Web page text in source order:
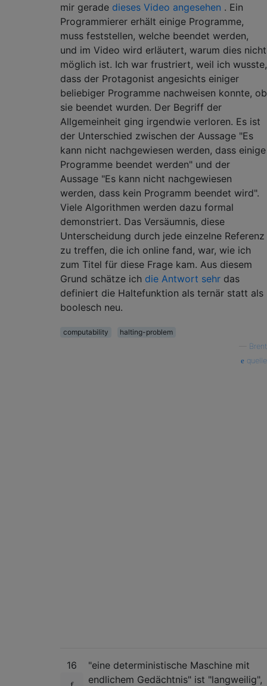
mir gerade dieses Video angesehen . Ein
Programmierer erhält einige Programme,
muss feststellen, welche beendet werden,
und im Video wird erläutert, warum dies nicht
möglich ist. Ich war frustriert, weil ich wusste,
dass der Protagonist angesichts einiger
beliebiger Programme nachweisen konnte, ob
sie beendet wurden. Der Begriff der
Allgemeinheit ging irgendwie verloren. Es ist
der Unterschied zwischen der Aussage "Es
kann nicht nachgewiesen werden, dass einige
Programme beendet werden" und der
Aussage "Es kann nicht nachgewiesen
werden, dass kein Programm beendet wird".
Viele Algorithmen werden dazu formal
demonstriert. Das Versäumnis, diese
Unterscheidung durch jede einzelne Referenz
zu treffen, die ich online fand, war, wie ich
zum Titel für diese Frage kam. Aus diesem
Grund schätze ich die Antwort sehr das
definiert die Haltefunktion als ternär statt als
boolesch neu.
computability
halting-problem
Brent
quelle
16
"eine deterministische Maschine mit
endlichem Gedächtnis" ist "langweilig",